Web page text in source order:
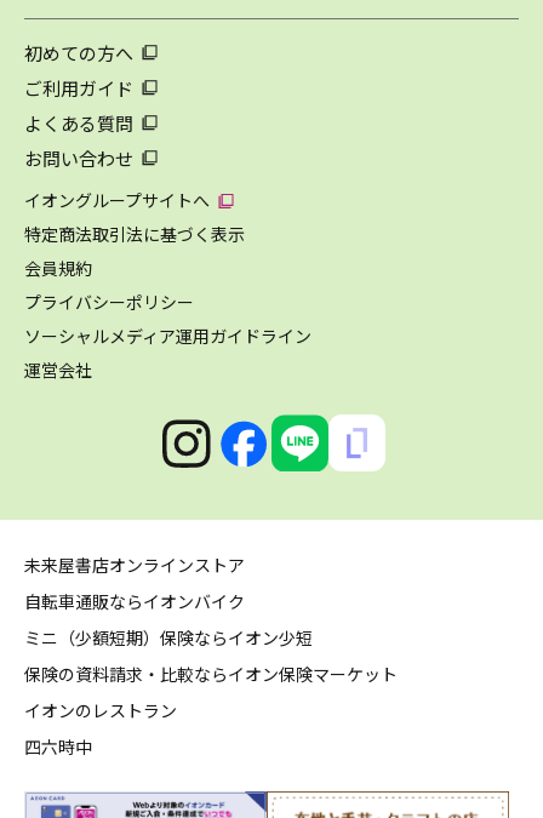
初めての方へ
ご利用ガイド
よくある質問
お問い合わせ
イオングループサイトへ
特定商法取引法に基づく表示
会員規約
プライバシーポリシー
ソーシャルメディア運用ガイドライン
運営会社
未来屋書店オンラインストア
自転車通販ならイオンバイク
ミニ（少額短期）保険ならイオン少短
保険の資料請求・比較ならイオン保険マーケット
イオンのレストラン
四六時中